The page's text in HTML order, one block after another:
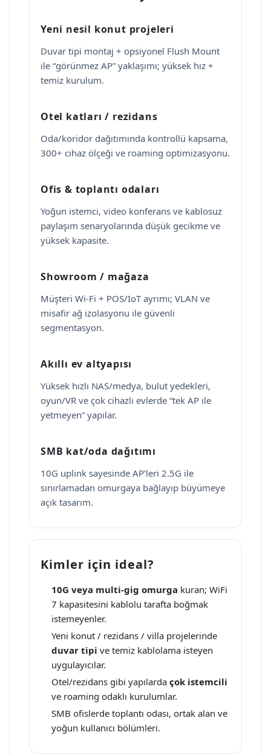
Yeni nesil konut projeleri
Duvar tipi montaj + opsiyonel Flush Mount
ile “görünmez AP” yaklaşımı; yüksek hız +
temiz kurulum.
Otel katları / rezidans
Oda/koridor dağıtımında kontrollü kapsama,
300+ cihaz ölçeği ve roaming optimizasyonu.
Ofis & toplantı odaları
Yoğun istemci, video konferans ve kablosuz
paylaşım senaryolarında düşük gecikme ve
yüksek kapasite.
Showroom / mağaza
Müşteri Wi-Fi + POS/IoT ayrımı; VLAN ve
misafir ağ izolasyonu ile güvenli
segmentasyon.
Akıllı ev altyapısı
Yüksek hızlı NAS/medya, bulut yedekleri,
oyun/VR ve çok cihazlı evlerde “tek AP ile
yetmeyen” yapılar.
SMB kat/oda dağıtımı
10G uplink sayesinde AP’leri 2.5G ile
sınırlamadan omurgaya bağlayıp büyümeye
açık tasarım.
Kimler için ideal?
10G veya multi-gig omurga kuran; WiFi
7 kapasitesini kablolu tarafta boğmak
istemeyenler.
Yeni konut / rezidans / villa projelerinde
duvar tipi ve temiz kablolama isteyen
uygulayıcılar.
Otel/rezidans gibi yapılarda çok istemcili
ve roaming odaklı kurulumlar.
SMB ofislerde toplantı odası, ortak alan ve
yoğun kullanıcı bölümleri.